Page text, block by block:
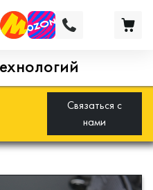
Связаться с
нами